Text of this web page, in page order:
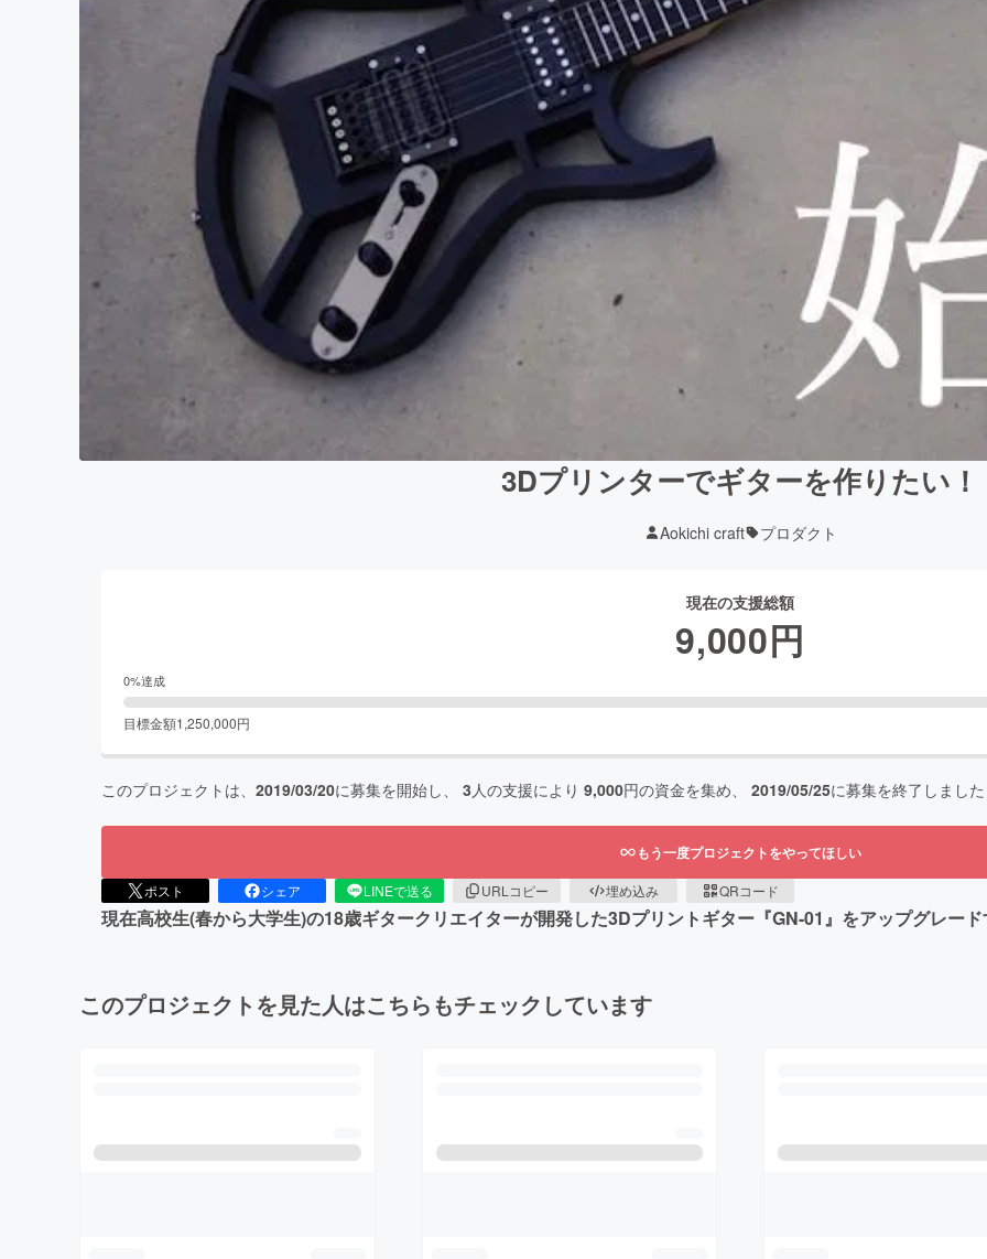
3Dプリンターでギターを作りたい！
Aokichi craft プロダクト
現在の支援総額
9,000円
0%達成
目標金額1,250,000円
このプロジェクトは、 2019/03/20に募集を開始し、 3 人の支援により 9,000円の資金を集め、 2019/05/25に募集を終了しました
もう一度プロジェクトをやってほしい
ポスト シェア LINEで送る URLコピー 埋め込み QRコード
現在高校生(春から大学生)の18歳ギタークリエイターが開発した3Dプリントギター『GN-01』をアップグレー
このプロジェクトを見た人はこちらもチェックしています